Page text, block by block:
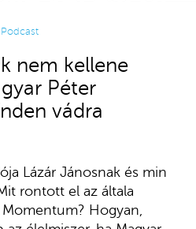
Podcast
nem kellene
Péter
vádra
Lázár Jánosnak és min
rontott el az általa
Hogyan,